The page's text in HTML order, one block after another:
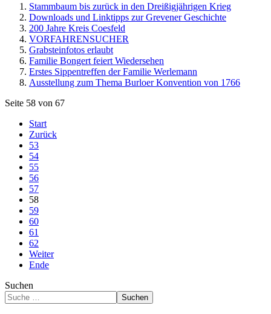
Stammbaum bis zurück in den Dreißigjährigen Krieg
Downloads und Linktipps zur Grevener Geschichte
200 Jahre Kreis Coesfeld
VORFAHRENSUCHER
Grabsteinfotos erlaubt
Familie Bongert feiert Wiedersehen
Erstes Sippentreffen der Familie Werlemann
Ausstellung zum Thema Burloer Konvention von 1766
Seite 58 von 67
Start
Zurück
53
54
55
56
57
58
59
60
61
62
Weiter
Ende
Suchen
Suchen